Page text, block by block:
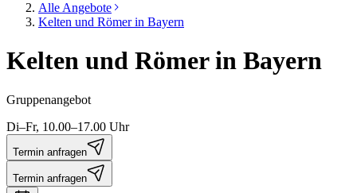
Alle Angebote
Kelten und Römer in Bayern
Kelten und Römer in Bayern
Gruppenangebot
Di–Fr, 10.00–17.00 Uhr
Termin anfragen
Termin anfragen